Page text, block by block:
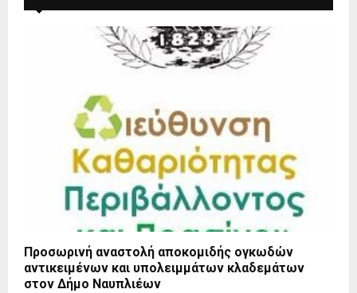
Προσωρινή αναστολή αποκομιδής ογκωδών
αντικειμένων και υπολειμμάτων κλαδεμάτων
στον Δήμο Ναυπλιέων